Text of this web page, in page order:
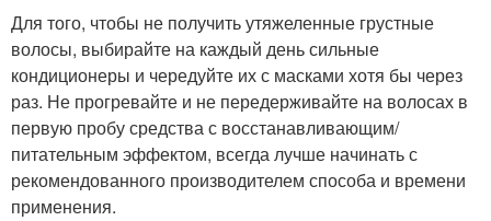
Для того, чтобы не получить утяжеленные грустные
волосы, выбирайте на каждый день сильные
кондиционеры и чередуйте их с масками хотя бы через
раз. Не прогревайте и не передерживайте на волосах в
первую пробу средства с восстанавливающим/
питательным эффектом, всегда лучше начинать с
рекомендованного производителем способа и времени
применения.